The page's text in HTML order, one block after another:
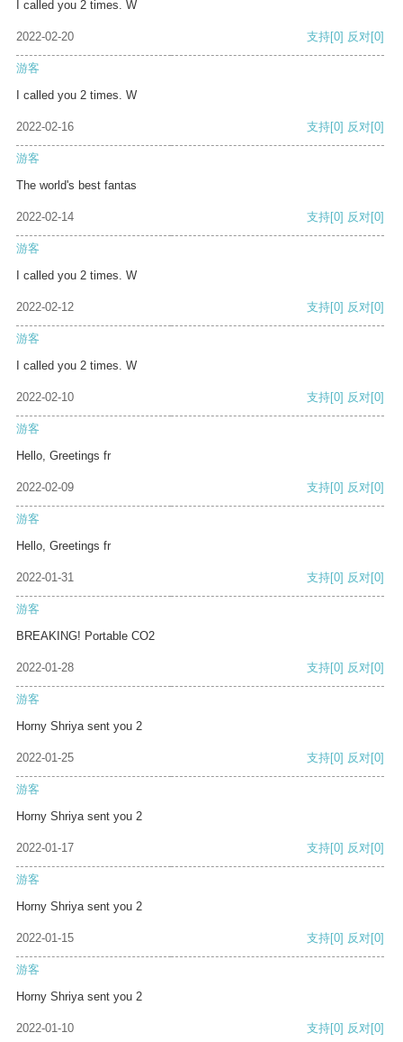
I called you 2 times. W
2022-02-20 支持[0] 反对[0]
游客
I called you 2 times. W
2022-02-16 支持[0] 反对[0]
游客
The world's best fantas
2022-02-14 支持[0] 反对[0]
游客
I called you 2 times. W
2022-02-12 支持[0] 反对[0]
游客
I called you 2 times. W
2022-02-10 支持[0] 反对[0]
游客
Hello, Greetings fr
2022-02-09 支持[0] 反对[0]
游客
Hello, Greetings fr
2022-01-31 支持[0] 反对[0]
游客
BREAKING! Portable CO2
2022-01-28 支持[0] 反对[0]
游客
Horny Shriya sent you 2
2022-01-25 支持[0] 反对[0]
游客
Horny Shriya sent you 2
2022-01-17 支持[0] 反对[0]
游客
Horny Shriya sent you 2
2022-01-15 支持[0] 反对[0]
游客
Horny Shriya sent you 2
2022-01-10 支持[0] 反对[0]